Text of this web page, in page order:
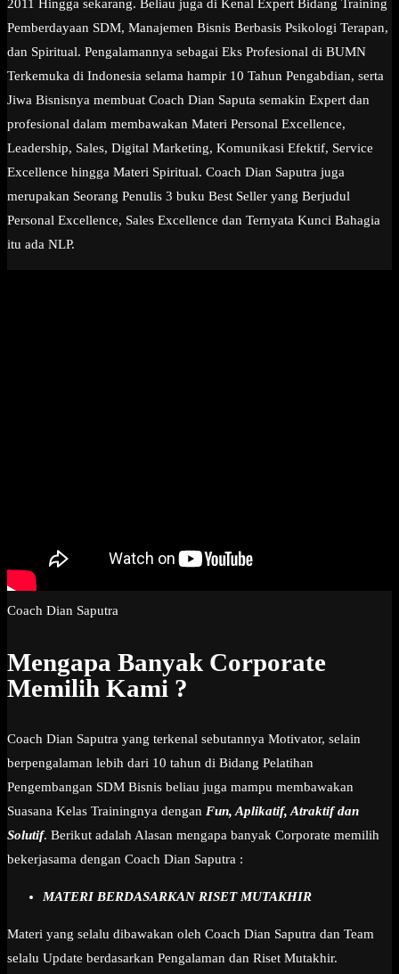
2011 Hingga sekarang. Beliau juga di Kenal Expert Bidang Training
Pemberdayaan SDM, Manajemen Bisnis Berbasis Psikologi Terapan,
dan Spiritual. Pengalamannya sebagai Eks Profesional di BUMN
Terkemuka di Indonesia selama hampir 10 Tahun Pengabdian, serta
Jiwa Bisnisnya membuat Coach Dian Saputa semakin Expert dan
profesional dalam membawakan Materi Personal Excellence,
Leadership, Sales, Digital Marketing, Komunikasi Efektif, Service
Excellence hingga Materi Spiritual. Coach Dian Saputra juga
merupakan Seorang Penulis 3 buku Best Seller yang Berjudul
Personal Excellence, Sales Excellence dan Ternyata Kunci Bahagia
itu ada NLP.
Coach Dian Saputra
Mengapa Banyak Corporate
Memilih Kami ?
Coach Dian Saputra yang terkenal sebutannya Motivator, selain
berpengalaman lebih dari 10 tahun di Bidang Pelatihan
Pengembangan SDM Bisnis beliau juga mampu membawakan
Suasana Kelas Trainingnya dengan Fun, Aplikatif, Atraktif dan
Solutif. Berikut adalah Alasan mengapa banyak Corporate memilih
bekerjasama dengan Coach Dian Saputra :
MATERI BERDASARKAN RISET MUTAKHIR
Materi yang selalu dibawakan oleh Coach Dian Saputra dan Team
selalu Update berdasarkan Pengalaman dan Riset Mutakhir.